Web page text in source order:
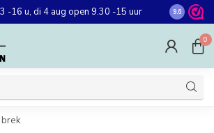
-16 u, di 4 aug open 9.30 -15 uur Gratis
winkel in
9.6
0
brek